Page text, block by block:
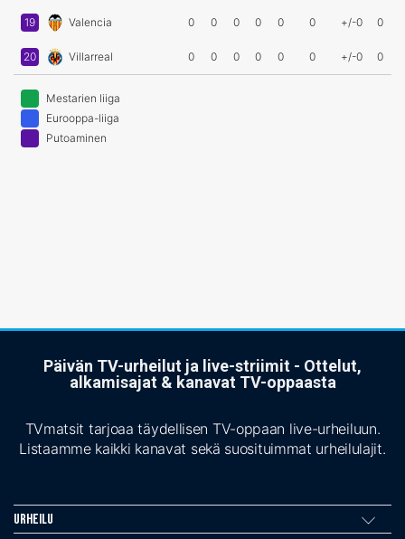
19 Valencia 0 0 0 0 0 0 +/-0 0
20 Villarreal 0 0 0 0 0 0 +/-0 0
Mestarien liiga
Eurooppa-liiga
Putoaminen
Päivän TV-urheilut ja live-striimit - Ottelut,
alkamisajat & kanavat TV-oppaasta
TVmatsit tarjoaa täydellisen TV-oppaan live-urheiluun.
Listaamme kaikki kanavat sekä suosituimmat urheilulajit.
Urheilu